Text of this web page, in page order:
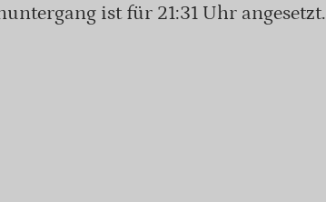
ist für 21:31 Uhr angesetzt.